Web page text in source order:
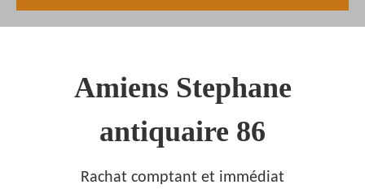
Amiens Stephane
antiquaire 86
Rachat comptant et immédiat